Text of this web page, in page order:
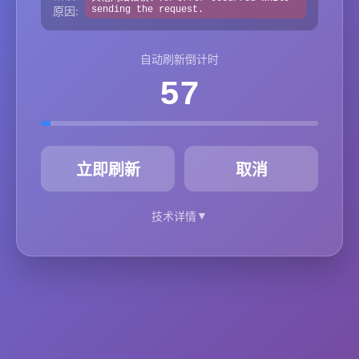
原因:
sending the request.
自动刷新倒计时
57
立即刷新 取消
技术详情▼